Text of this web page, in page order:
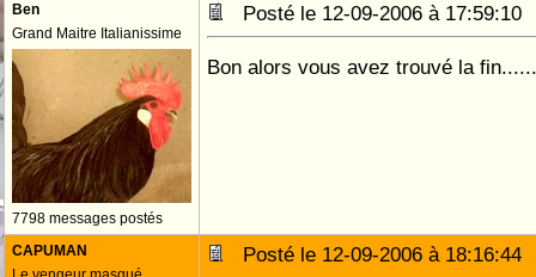
Ben
Grand Maitre Italianissime
7798 messages postés
Posté le 12-09-2006 à
Bon alors vous avez trouvé la
CAPUMAN
Posté le 12-09-2006 à